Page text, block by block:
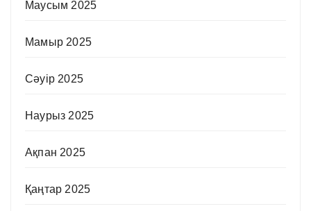
Маусым 2025
Мамыр 2025
Сәуір 2025
Наурыз 2025
Ақпан 2025
Қаңтар 2025